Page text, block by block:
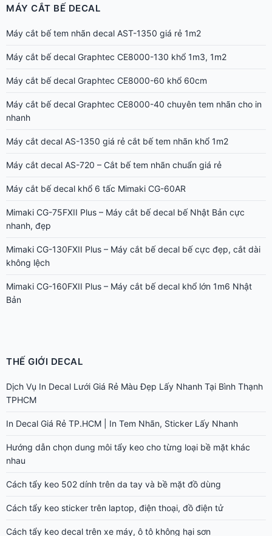
MÁY CẮT BẾ DECAL
Máy cắt bế tem nhãn decal AST-1350 giá rẻ 1m2
Máy cắt bế decal Graphtec CE8000-130 khổ 1m3, 1m2
Máy cắt bế decal Graphtec CE8000-60 khổ 60cm
Máy cắt bế decal Graphtec CE8000-40 chuyên tem nhãn cho in
nhanh
Máy cắt decal AS-1350 giá rẻ cắt bế tem nhãn khổ 1m2
Máy cắt decal AS-720 – Cắt bế tem nhãn chuẩn giá rẻ
Máy cắt bế decal khổ 6 tấc Mimaki CG-60AR
Mimaki CG-75FXII Plus – Máy cắt bế decal bế Nhật Bản cực
nhanh, đẹp
Mimaki CG-130FXII Plus – Máy cắt bế decal bế cực đẹp, cắt dài
không lệch
Mimaki CG-160FXII Plus – Máy cắt bế decal khổ lớn 1m6 Nhật
Bản
THẾ GIỚI DECAL
Dịch Vụ In Decal Lưới Giá Rẻ Màu Đẹp Lấy Nhanh Tại Bình Thạnh
TPHCM
In Decal Giá Rẻ TP.HCM | In Tem Nhãn, Sticker Lấy Nhanh
Hướng dẫn chọn dung môi tẩy keo cho từng loại bề mặt khác
nhau
Cách tẩy keo 502 dính trên da tay và bề mặt đồ dùng
Cách tẩy keo sticker trên laptop, điện thoại, đồ điện tử
Cách tẩy keo decal trên xe máy, ô tô không hại sơn